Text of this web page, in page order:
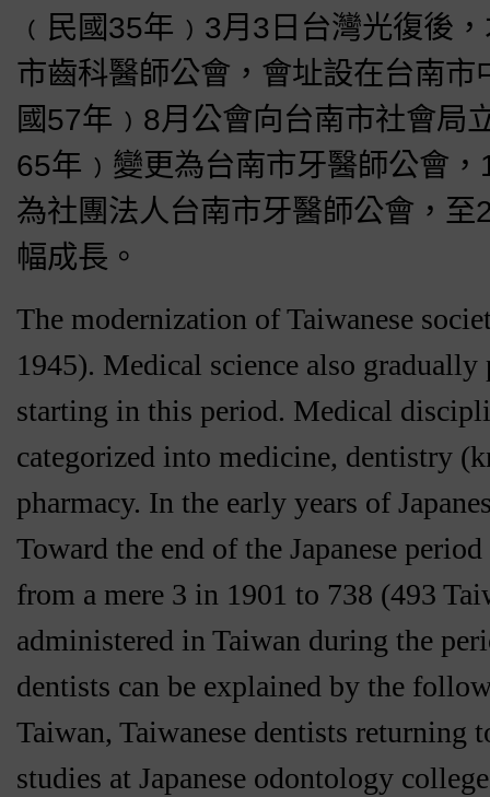
﹙民國35年﹚3月3日台灣光復後
市齒科醫師公會，會址設在台南
國57年﹚8月公會向台南市社會局
65年﹚變更為台南市牙醫師公會
為社團法人台南市牙醫師公會，
幅成長。
The modernization of Taiwanese
1945). Medical science also
starting in this period. Medical
categorized into medicine, dentistry
pharmacy. In the early years of
Toward the end of the Japanese
from a mere 3 in 1901 to 738 (493
administered in Taiwan during the
dentists can be explained by the
Taiwan, Taiwanese dentists
studies at Japanese odontology